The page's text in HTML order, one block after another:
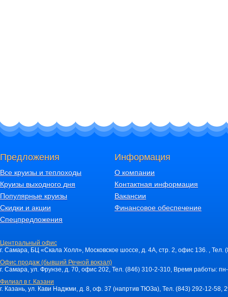
Предложения
Все круизы и теплоходы
Круизы выходного дня
Популярные круизы
Скидки и акции
Спецпредложения
Информация
О компании
Контактная информация
Вакансии
Финансовое обеспечение
Центральный офис
г. Самара, БЦ «Скала Холл», Московское шоссе, д. 4А, стр. 2, офис 136. ,
Офис продаж (бывший Речной вокзал)
г. Самара, ул. Фрунзе, д. 70, офис 202, Тел. (846) 310-2-310, Время работы:
Филиал в г. Казани
г. Казань, ул. Кави Наджми, д. 8, оф. 37 (напртив ТЮЗа), Тел. (843) 292-12-